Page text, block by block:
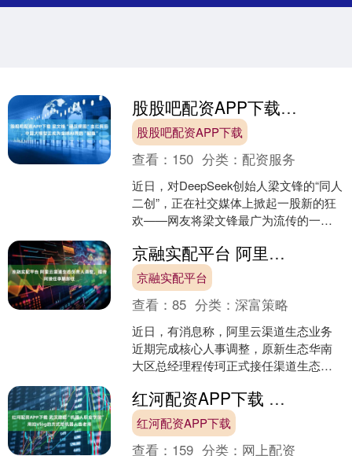
股股吧配资APP下载 梁文锋“硬汉梗图”走红背后，中国大模型正成为全球AI界的“鲇鱼”
股股吧配资APP下载
查看： 150 分类：配资服务
近日，对DeepSeek创始人梁文锋的“同人
二创”，正在社交媒体上掀起一股新的狂
欢——网友将梁文锋最广为流传的一张
论不乏调....
京融实配平台 阿里云渠道生态负责人调整，程传珂接任李鹏卸任
京融实配平台
查看：85 分类：深富策略
近日，有消息称，阿里云渠道生态业务
近期完成核心人事调整，原新生态华南
大区总经理程传珂正式接任渠道生态负
云的人士透露，程传珂接....红河配资APP下载 武汉建起“机器人职业学院”，用拍Vlog的方式给机器人当老师
红河配资APP下载
查看： 159 分类： 网上配资